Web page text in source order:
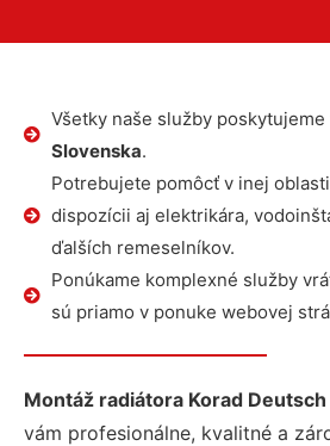
Všetky naše služby poskytujeme
Slovenska.
Potrebujete pomôcť v inej
dispozícii aj elektrikára,
ďalších remeselníkov.
Ponúkame komplexné služby
sú priamo v ponuke webovej
Montáž radiátora Korad Deutsch
vám profesionálne, kvalitné a